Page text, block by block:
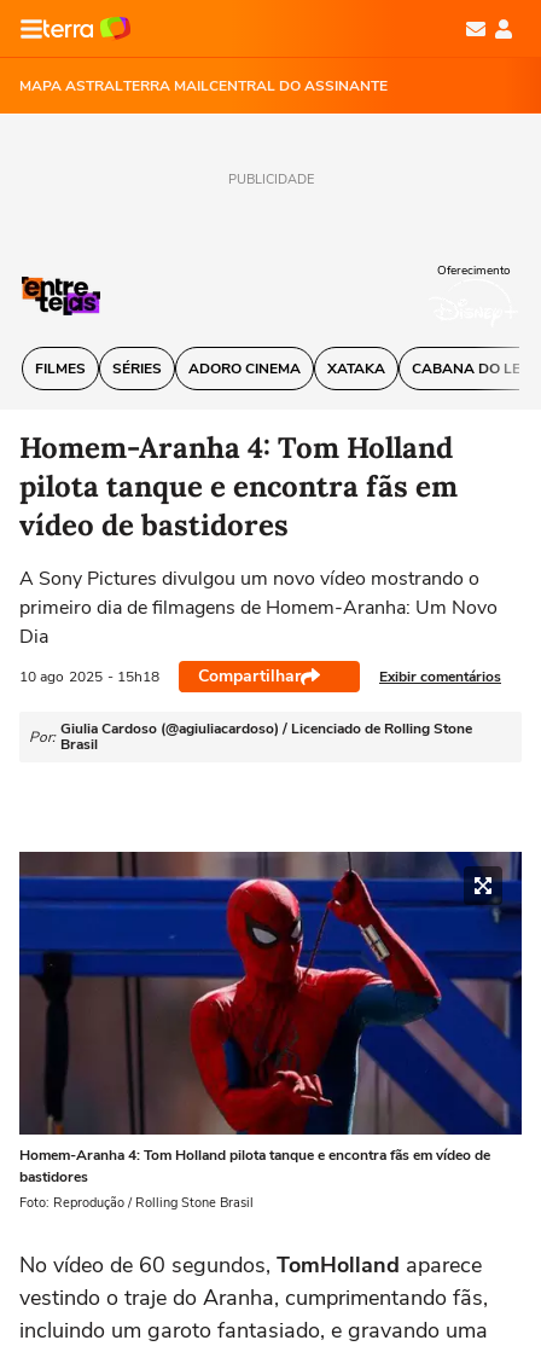
MAPA ASTRALTERRA MAILCENTRAL DO ASSINANTE
PUBLICIDADE
FILMES SÉRIES ADORO CINEMA XATAKA CABANA DO
Oferecimento
Homem-Aranha 4: Tom Holland
pilota tanque e encontra fãs em
vídeo de bastidores
A Sony Pictures divulgou um novo vídeo mostrando o
primeiro dia de filmagens de Homem-Aranha: Um Novo
Dia
10 ago 2025 - 15h18 Compartilhar Exibir comentários
Por: Giulia Cardoso (@agiuliacardoso) / Licenciado de Rolling Stone
Brasil
Homem-Aranha 4: Tom Holland pilota tanque e encontra fãs em vídeo de
bastidores
Foto: Reprodução / Rolling Stone Brasil
No vídeo de 60 segundos, TomHolland aparece
vestindo o traje do Aranha, cumprimentando fãs,
incluindo um garoto fantasiado, e gravando uma